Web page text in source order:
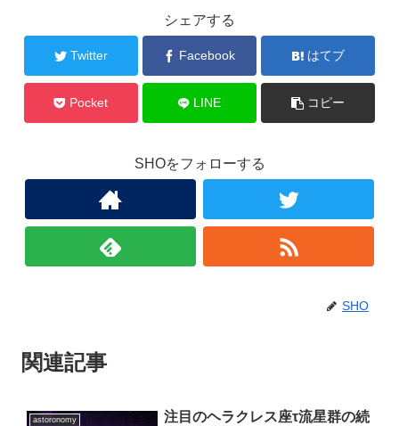
シェアする
Twitter Facebook はてブ
Pocket LINE コピー
SHOをフォローする
SHO
関連記事
astoronomy
注目のヘラクレス座τ流星群の続